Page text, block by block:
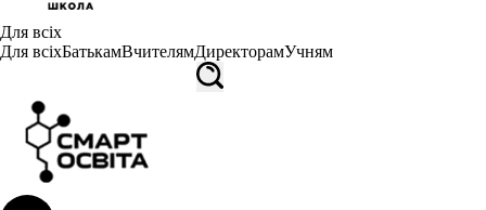
Для всіх
Для всіхБатькамВчителямДиректорамУчням